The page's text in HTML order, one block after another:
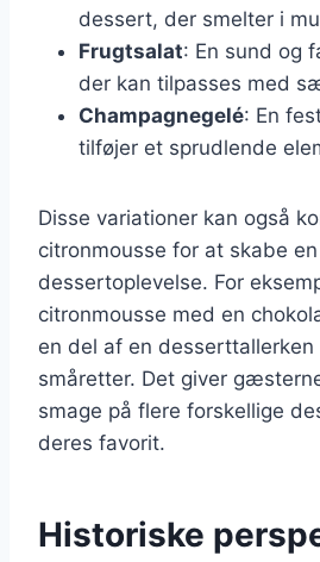
dessert, der smelter i
Frugtsalat: En sund og
der kan tilpasses med
Champagnegelé: En
tilføjer et sprudlende
Disse variationer kan også
citronmousse for at skabe
dessertoplevelse. For
citronmousse med en
en del af en
småretter. Det giver
smage på flere forskellige
deres favorit.
Historiske